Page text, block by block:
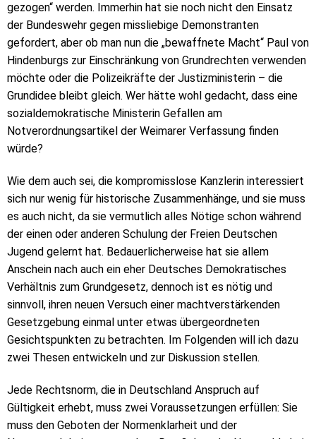
gezogen“ werden. Immerhin hat sie noch nicht den Einsatz
der Bundeswehr gegen missliebige Demonstranten
gefordert, aber ob man nun die „bewaffnete Macht“ Paul von
Hindenburgs zur Einschränkung von Grundrechten verwenden
möchte oder die Polizeikräfte der Justizministerin – die
Grundidee bleibt gleich. Wer hätte wohl gedacht, dass eine
sozialdemokratische Ministerin Gefallen am
Notverordnungsartikel der Weimarer Verfassung finden
würde?
Wie dem auch sei, die kompromisslose Kanzlerin interessiert
sich nur wenig für historische Zusammenhänge, und sie muss
es auch nicht, da sie vermutlich alles Nötige schon während
der einen oder anderen Schulung der Freien Deutschen
Jugend gelernt hat. Bedauerlicherweise hat sie allem
Anschein nach auch ein eher Deutsches Demokratisches
Verhältnis zum Grundgesetz, dennoch ist es nötig und
sinnvoll, ihren neuen Versuch einer machtverstärkenden
Gesetzgebung einmal unter etwas übergeordneten
Gesichtspunkten zu betrachten. Im Folgenden will ich dazu
zwei Thesen entwickeln und zur Diskussion stellen.
Jede Rechtsnorm, die in Deutschland Anspruch auf
Gültigkeit erhebt, muss zwei Voraussetzungen erfüllen: Sie
muss den Geboten der Normenklarheit und der